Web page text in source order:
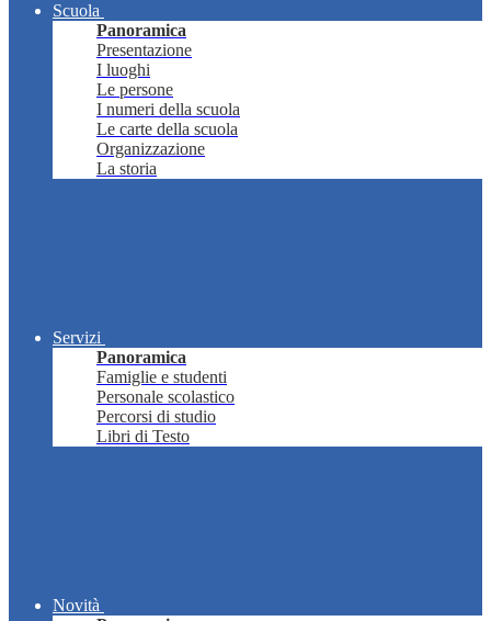
Scuola
Panoramica
Presentazione
I luoghi
Le persone
I numeri della scuola
Le carte della scuola
Organizzazione
La storia
Servizi
Panoramica
Famiglie e studenti
Personale scolastico
Percorsi di studio
Libri di Testo
Novità